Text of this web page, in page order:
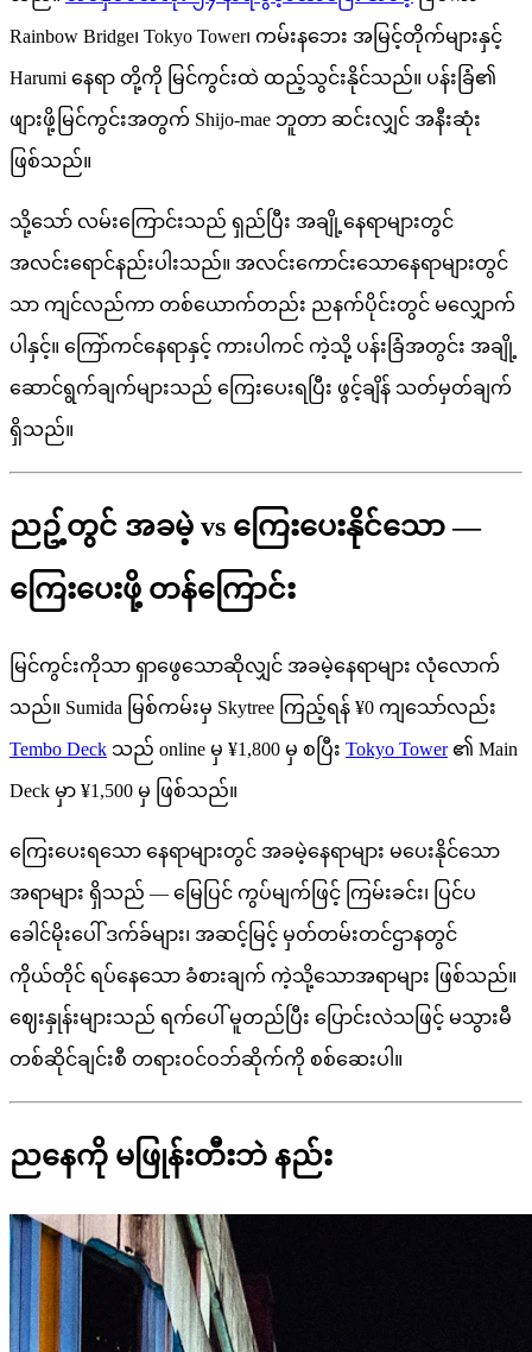
Rainbow Bridge၊ Tokyo Tower၊ ကမ်းနဘေး အမြင့်တိုက်များနှင့်
Harumi နေရာ တို့ကို မြင်ကွင်းထဲ ထည့်သွင်းနိုင်သည်။ ပန်းခြံ၏
ဖျားဖို့မြင်ကွင်းအတွက် Shijo-mae ဘူတာ ဆင်းလျှင် အနီးဆုံး
ဖြစ်သည်။
သို့သော် လမ်းကြောင်းသည် ရှည်ပြီး အချို့နေရာများတွင်
အလင်းရောင်နည်းပါးသည်။ အလင်းကောင်းသောနေရာများတွင်
သာ ကျင်လည်ကာ တစ်ယောက်တည်း ညနက်ပိုင်းတွင် မလျှောက်
ပါနှင့်။ ကြော်ကင်နေရာနှင့် ကားပါကင် ကဲ့သို့ ပန်းခြံအတွင်း အချို့
ဆောင်ရွက်ချက်များသည် ကြေးပေးရပြီး ဖွင့်ချိန် သတ်မှတ်ချက်
ရှိသည်။
ညဥ့်တွင် အခမဲ့ vs ကြေးပေးနိုင်သော —
ကြေးပေးဖို့ တန်ကြောင်း
မြင်ကွင်းကိုသာ ရှာဖွေသောဆိုလျှင် အခမဲ့နေရာများ လုံလောက်
သည်။ Sumida မြစ်ကမ်းမှ Skytree ကြည့်ရန် ¥0 ကျသော်လည်း
Tembo Deck သည် online မှ ¥1,800 မှ စပြီး Tokyo Tower၏ Main
Deck မှာ ¥1,500 မှ ဖြစ်သည်။
ကြေးပေးရသော နေရာများတွင် အခမဲ့နေရာများ မပေးနိုင်သော
အရာများ ရှိသည် — မြေပြင် ကွပ်မျက်ဖြင့် ကြမ်းခင်း၊ ပြင်ပ
ခေါင်မိုးပေါ် ဒက်ခ်များ၊ အဆင့်မြင့် မှတ်တမ်းတင်ဌာနတွင်
ကိုယ်တိုင် ရပ်နေသော ခံစားချက် ကဲ့သို့သောအရာများ ဖြစ်သည်။
ဈေးနှုန်းများသည် ရက်ပေါ် မူတည်ပြီး ပြောင်းလဲသဖြင့် မသွားမီ
တစ်ဆိုင်ချင်းစီ တရားဝင်ဝဘ်ဆိုက်ကို စစ်ဆေးပါ။
ညနေကို မဖြုန်းတီးဘဲ နည်း